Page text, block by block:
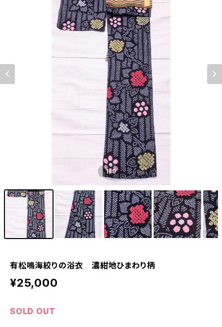
1/9
有松鳴海絞りの浴衣 濃紺地ひまわり柄
¥25,000
SOLD OUT